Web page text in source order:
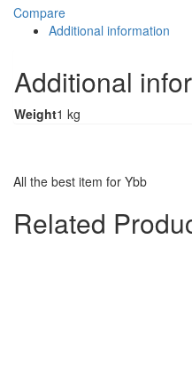
Compare
Additional information
Additional
Weight1 kg
All the best item for Ybb
Related